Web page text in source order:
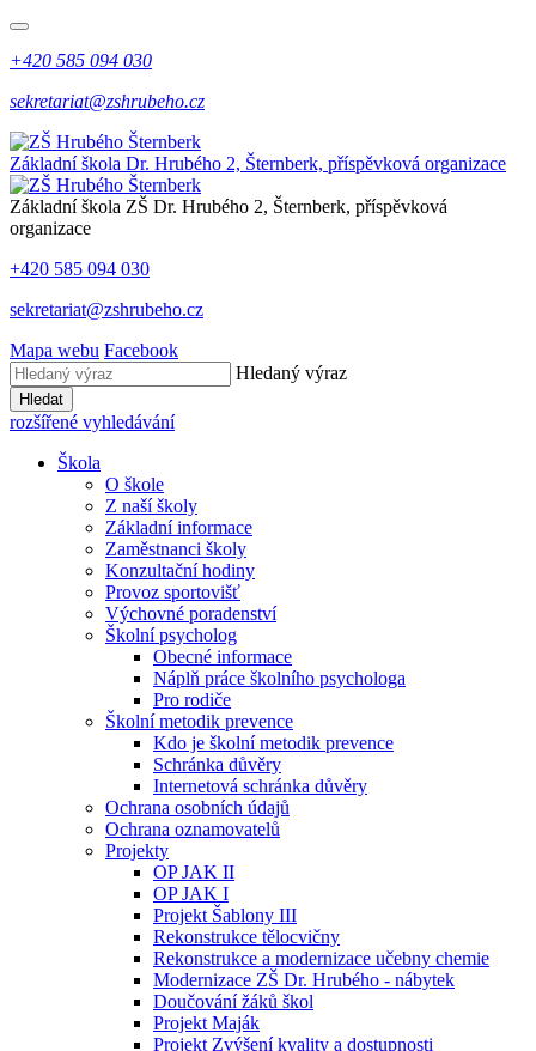
+420 585 094 030
sekretariat@zshrubeho.cz
Základní škola Dr. Hrubého 2, Šternberk, příspěvková organizace
Základní škola ZŠ Dr. Hrubého 2, Šternberk, příspěvková
organizace
+420 585 094 030
sekretariat@zshrubeho.cz
Mapa webu Facebook
Hledaný výraz
Hledat
rozšířené vyhledávání
Škola
O škole
Z naší školy
Základní informace
Zaměstnanci školy
Konzultační hodiny
Provoz sportovišť
Výchovné poradenství
Školní psycholog
Obecné informace
Náplň práce školního psychologa
Pro rodiče
Školní metodik prevence
Kdo je školní metodik prevence
Schránka důvěry
Internetová schránka důvěry
Ochrana osobních údajů
Ochrana oznamovatelů
Projekty
OP JAK II
OP JAK I
Projekt Šablony III
Rekonstrukce tělocvičny
Rekonstrukce a modernizace učebny chemie
Modernizace ZŠ Dr. Hrubého - nábytek
Doučování žáků škol
Projekt Maják
Projekt Zvýšení kvality a dostupnosti